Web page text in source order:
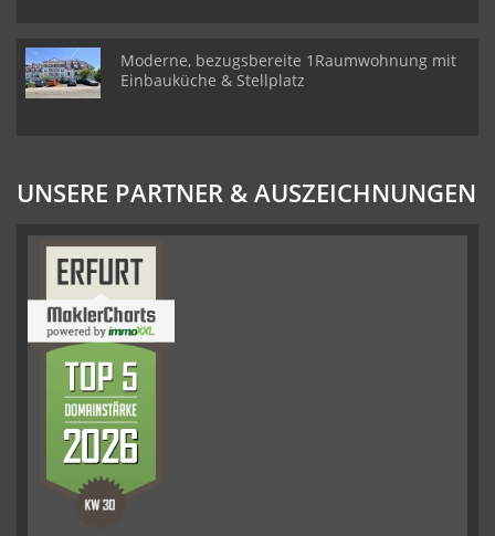
Moderne, bezugsbereite 1Raumwohnung mit
Einbauküche & Stellplatz
UNSERE PARTNER & AUSZEICHNUNGEN